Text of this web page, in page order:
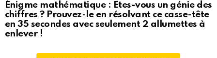
Énigme mathématique : Êtes-vous un génie des
chiffres ? Prouvez-le en résolvant ce casse-tête
en 35 secondes avec seulement 2 allumettes à
enlever !